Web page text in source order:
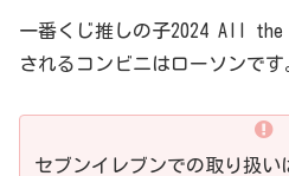
一番くじ推しの子2024 All
されるコンビニはローソンです
セブンイレブンでの取り扱い